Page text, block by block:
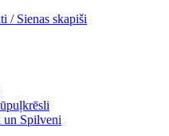
/ Sienas skapiši
un Spilveni